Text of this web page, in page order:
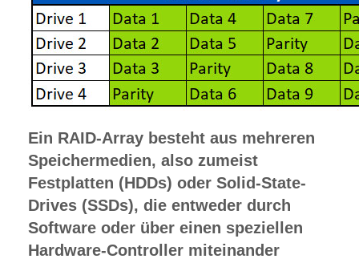
Ein RAID-Array besteht aus mehreren
Speichermedien, also zumeist
Festplatten (HDDs) oder Solid-State-
Drives (SSDs), die entweder durch
Software oder über einen speziellen
Hardware-Controller miteinander